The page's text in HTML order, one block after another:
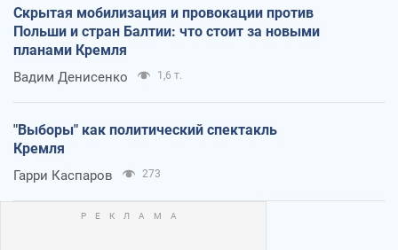
Скрытая мобилизация и провокации против
Польши и стран Балтии: что стоит за новыми
планами Кремля
Вадим Денисенко 1,6 т.
"Выборы" как политический спектакль
Кремля
Гарри Каспаров 273